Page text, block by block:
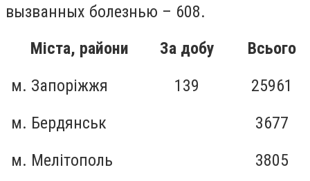
вызванных болезнью – 608.
Міста, райони
За добу
Всього
м. Запоріжжя
139
25961
м. Бердянськ
3677
м. Мелітополь
3805